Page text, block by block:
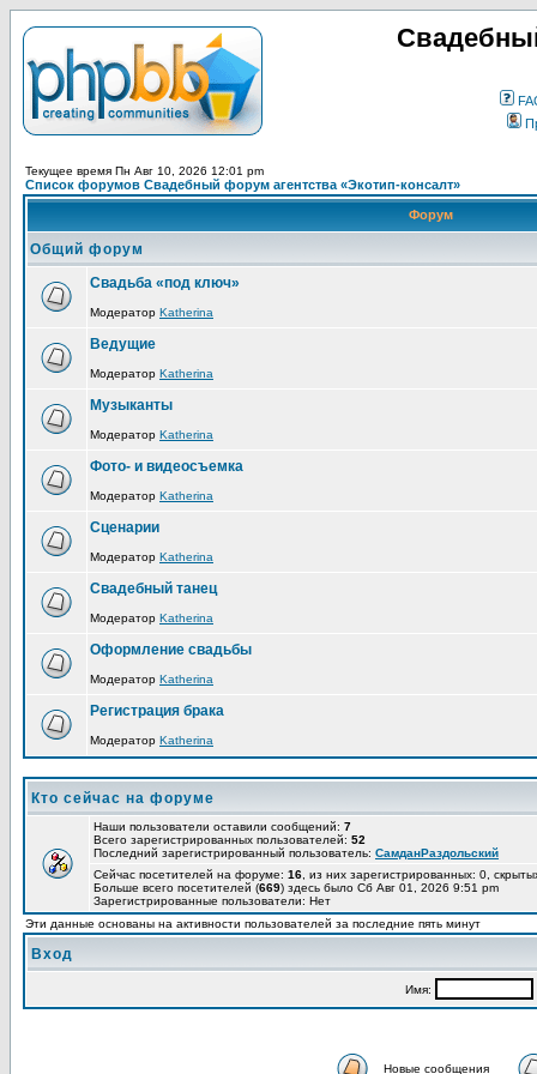
Текущее время Пн Авг 10, 2026 12:01 pm
Список форумов Свадебный форум агентства «Экотип-консалт»
Форум
Общий форум
Свадьба «под ключ»
Модератор Katherina
Ведущие
Модератор Katherina
Музыканты
Модератор Katherina
Фото- и видеосъемка
Модератор Katherina
Сценарии
Модератор Katherina
Свадебный танец
Модератор Katherina
Оформление свадьбы
Модератор Katherina
Регистрация брака
Модератор Katherina
Кто сейчас на форуме
Наши пользователи оставили сообщений: 7
Всего зарегистрированных пользователей: 52
Последний зарегистрированный пользователь: СамданРаздольский
Сейчас посетителей на форуме: 16 , из них зарегистрированных: 0,
Больше всего посетителей (669) здесь было Сб Авг 01, 2026 9:51 pm
Зарегистрированные пользователи: Нет
Эти данные основаны на активности пользователей за последние пять минут
Вход
Имя:
Новые сообщения